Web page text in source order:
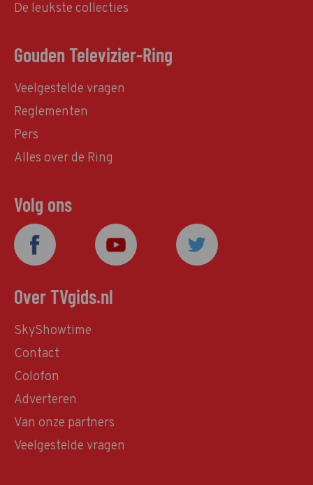
De leukste collecties
Gouden Televizier-Ring
Veelgestelde vragen
Reglementen
Pers
Alles over de Ring
Volg ons
Over TVgids.nl
SkyShowtime
Contact
Colofon
Adverteren
Van onze partners
Veelgestelde vragen